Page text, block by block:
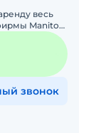
весь
Manitou
и
звонок